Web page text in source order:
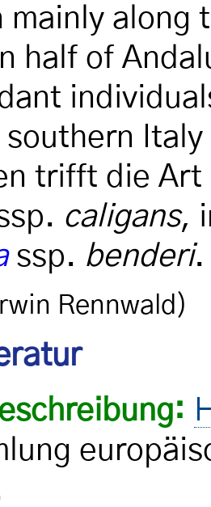
mainly along
half of
southern
trifft die
caligans,
ssp. benderi.
Rennwald)